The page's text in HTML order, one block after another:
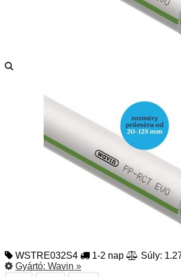
WSTRE032S4 1-2 nap
Súly:
Gyártó: Wavin »